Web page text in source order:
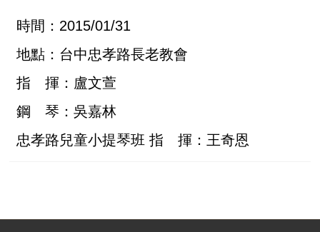
時間：2015/01/31
地點：台中忠孝路長老教會
指 揮：盧文萱
鋼 琴：吳嘉林
忠孝路兒童小提琴班 指 揮：王奇恩